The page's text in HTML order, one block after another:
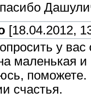
[18.04.2012,
у
маленькая
поможете.
счастья.